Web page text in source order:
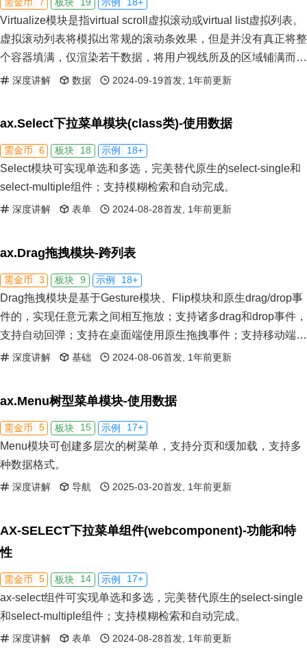
需金币 7 板块 19 示例 18+
Virtualize模块是指virtual scroll虚拟滚动或virtual list虚拟列表。
虚拟滚动列表将模拟出常规的滚动条效果，但是并没有真正将整
个容器填满，仅渲染若干数据，将用户视线所及的区域铺满而
已，理论上支持十万条或更多数据。虚拟列表、懒加载列表和分
深度讲解 数据 2024-09-19首发, 1年前更新
ax.Select下拉菜单模块(class类)-使用数据
需金币 6 板块 18 示例 18+
Select模块可实现单选和多选，完美替代原生的select-single和
select-multiple组件；支持模糊检索和自动完成。
深度讲解 表单 2024-08-28首发, 1年前更新
ax.Drag拖拽模块-跨列表
需金币 3 板块 9 示例 18+
Drag拖拽模块是基于Gesture模块、Flip模块和原生drag/drop事
件的，实现任意元素之间相互拖放；支持诸多drag和drop事件，
支持自动回弹；支持在桌面端使用原生拖拽事件；支持移动端
drag拖拽。
深度讲解 基础 2024-08-06首发, 1年前更新
ax.Menu树型菜单模块-使用数据
需金币 5 板块 15 示例 17+
Menu模块可创建多层次的树菜单，支持分页和缓加载，支持多
种数据格式。
深度讲解 导航 2025-03-20首发, 1年前更新
AX-SELECT下拉菜单组件(webcomponent)-功能和特
性
需金币 5 板块 14 示例 17+
ax-select组件可实现单选和多选，完美替代原生的select-single
和select-multiple组件；支持模糊检索和自动完成。
深度讲解 表单 2024-08-28首发, 1年前更新